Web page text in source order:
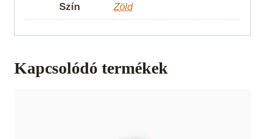
Szín Zöld
Kapcsolódó termékek